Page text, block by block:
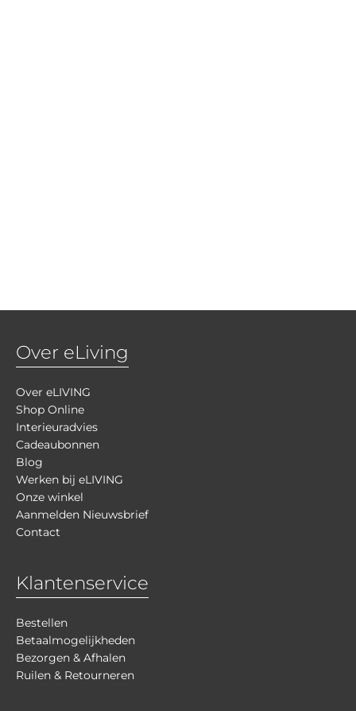
Over eLiving
Over eLIVING
Shop Online
Interieuradvies
Cadeaubonnen
Blog
Werken bij eLIVING
Onze winkel
Aanmelden Nieuwsbrief
Contact
Klantenservice
Bestellen
Betaalmogelijkheden
Bezorgen & Afhalen
Ruilen & Retourneren